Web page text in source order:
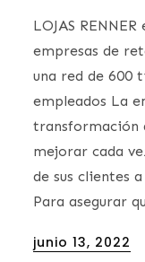
LOJAS
empresas de
una red de 600
empleados La
transformación
mejorar cada
de sus clientes
Para asegurar
Posted
junio 13, 2022